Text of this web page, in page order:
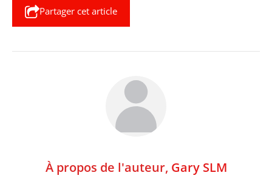
Partager cet article
À propos de l'auteur, Gary SLM